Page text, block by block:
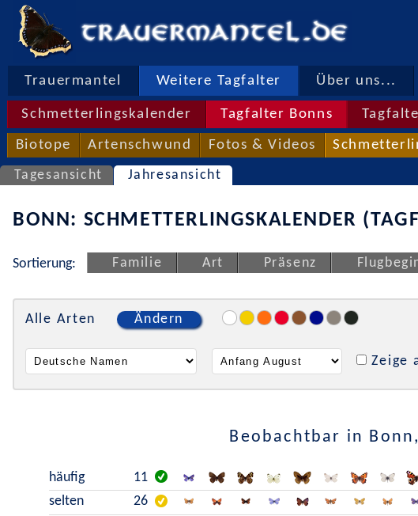
Trauermantel Weitere Tagfalter Über uns...
Schmetterlingskalender Tagfalter Bonns
Biotope Artenschwund Fotos & Videos
Tagesansicht Jahresansicht
BONN: SCHMETTERLINGSKALENDER
Sortierung: Familie Art Präsenz
Alle Arten Ändern
Zeige
Beobachtbar in
häufig 11
selten
26